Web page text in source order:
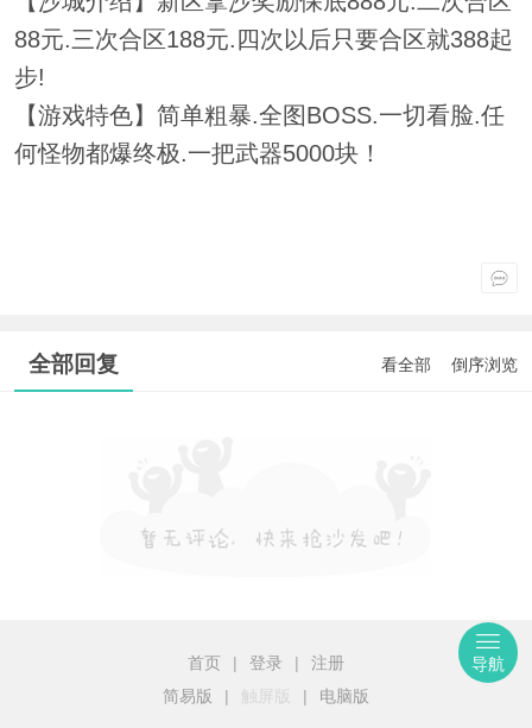
88元.三次合区188元.四次以后只要合区就388起
步!
【游戏特色】简单粗暴.全图BOSS.一切看脸.任
何怪物都爆终极.一把武器5000块！
全部回复 看全部 倒序浏览
首页 | 登录 |
注册
简易版
| 触屏版 | 电脑版
导航